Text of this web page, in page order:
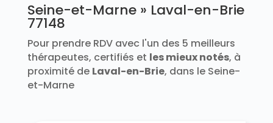
La Chapelle-Moutils 77320
La Chapelle-Rablais 77370
La Chapelle-Saint-Sulpice 77160
Les Chapelles-Bourbon 77610
Charmentray 77410
Charny 77410
Chartrettes 77590
Chartronges 77320
Châteaubleau 77370
Seine-et-Marne » Laval-en-Brie
77148
Pour prendre RDV avec l'un des 5 meilleurs
thérapeutes, certifiés et les mieux notés, à
proximité de Laval-en-Brie, dans le Seine-
et-Marne